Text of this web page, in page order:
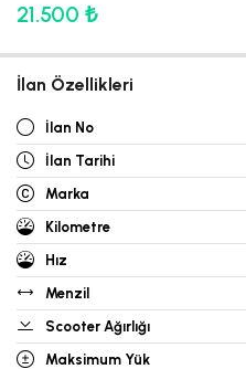
21.500 ₺
İlan Özellikleri
İlan No
İlan Tarihi
Marka
Kilometre
Hız
Menzil
Scooter Ağırlığı
Maksimum Yük